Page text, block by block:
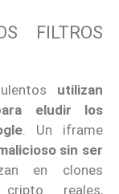
FILTROS
utilizan
eludir los
. Un iframe
sin ser
en clones
reales,